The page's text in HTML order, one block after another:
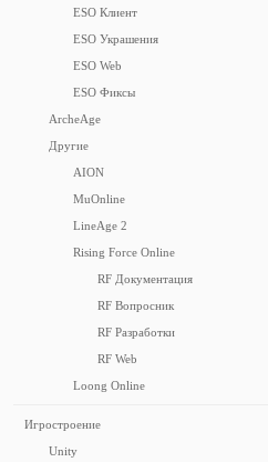
ESO Клиент
ESO Украшения
ESO Web
ESO Фиксы
ArcheAge
Другие
AION
MuOnline
LineAge 2
Rising Force Online
RF Документация
RF Вопросник
RF Разработки
RF Web
Loong Online
Игростроение
Unity